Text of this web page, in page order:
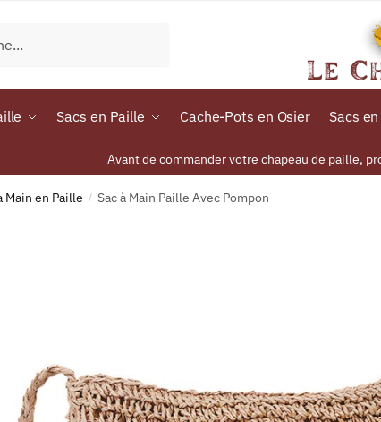
Sacs en Paille Cache-Pots en Osier Sacs
Avant de commander votre chapeau de paille,
Main en Paille / Sac à Main Paille Avec Pompon